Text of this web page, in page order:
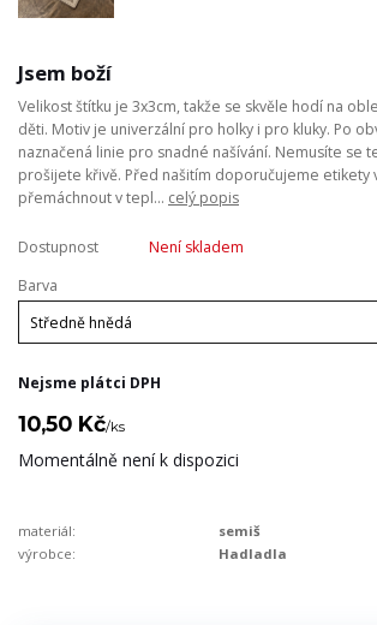
Jsem boží
Velikost štítku je 3x3cm, takže se skvěle hodí na
děti. Motiv je univerzální pro holky i pro kluky. Po
naznačená linie pro snadné našívání. Nemusíte se
prošijete křivě. Před našitím doporučujeme etikety
přemáchnout v tepl... celý popis
Dostupnost
Není skladem
Barva
Nejsme plátci DPH
10,50 Kč/ks
Momentálně není k dispozici
materiál:
semiš
výrobce:
Hadladla